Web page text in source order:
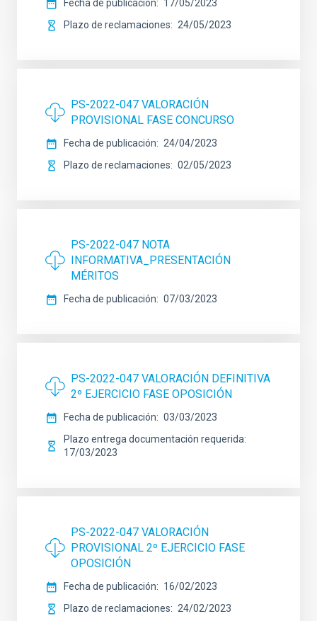
Fecha de publicación
17/05/2023
Plazo de reclamaciones
24/05/2023
PS-2022-047 VALORACIÓN
PROVISIONAL FASE CONCURSO
Fecha de publicación
24/04/2023
Plazo de reclamaciones
02/05/2023
PS-2022-047 NOTA
INFORMATIVA_PRESENTACIÓN
MÉRITOS
Fecha de publicación 07/03/2023
PS-2022-047 VALORACIÓN DEFINITIVA
2º EJERCICIO FASE OPOSICIÓN
Fecha de publicación
03/03/2023
Plazo entrega documentación requerida
17/03/2023
PS-2022-047 VALORACIÓN
PROVISIONAL 2º EJERCICIO FASE
OPOSICIÓN
Fecha de publicación
16/02/2023
Plazo de reclamaciones
24/02/2023